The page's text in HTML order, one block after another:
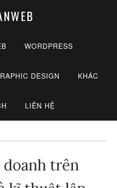
WORDPRESS
DESIGN KHÁC
LIÊN HỆ
trên